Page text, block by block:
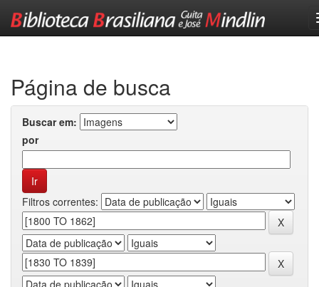
Página de busca
Buscar em:
por
Filtros correntes: